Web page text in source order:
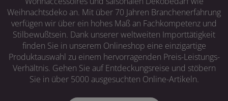
Weihnachtsdeko an. Mit über 70 Jahren Branchenerfahrung
verfügen wir über ein hohes Maß an Fachkompetenz und
Stilbewußtsein. Dank unserer weltweiten Importtätigkeit
finden Sie in unserem Onlineshop eine einzigartige
Produktauswahl zu einem hervorragenden Preis-Leistungs-
Verhältnis. Gehen Sie auf Entdeckungsreise und stöbern
Sie in über 5000 ausgesuchten Online-Artikeln.